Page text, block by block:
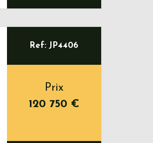
Ref: JP4406
Prix
120 750 €